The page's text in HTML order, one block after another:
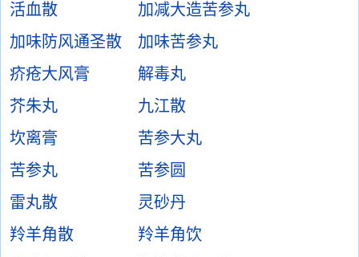
活血散
加减大造苦参丸
加味防风通圣散
加味苦参丸
疥疮大风膏
解毒丸
芥朱丸
九江散
坎离膏
苦参大丸
苦参丸
苦参圆
雷丸散
灵砂丹
羚羊角散
羚羊角饮